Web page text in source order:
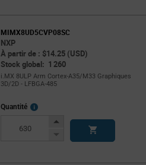
MIMX8UD5CVP08SC
NXP
À partir de : $14.25 (USD)
Stock global: 1 260
i.MX 8ULP Arm Cortex-A35/M33 Graphiques
3D/2D - LFBGA-485
Quantité
More
Increase
Decrease